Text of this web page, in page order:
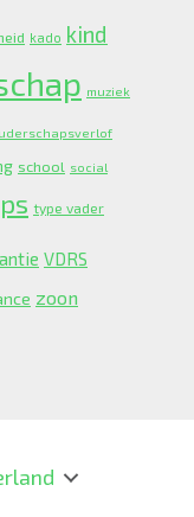
kado kind
muziek
school social
type vader
VDRS
zoon